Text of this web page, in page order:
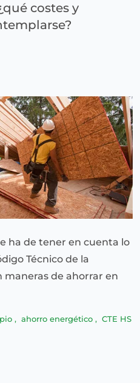
costes y
ha de tener en cuenta lo
Técnico de la
de ahorrar en
, ahorro energético , CTE HS